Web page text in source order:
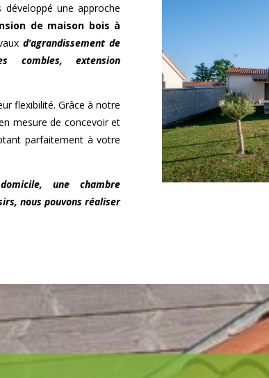
une approche
de maison bois à
d’agrandissement de
combles, extension
flexibilité. Grâce à notre
mesure de concevoir et
parfaitement à votre
une chambre
nous pouvons réaliser